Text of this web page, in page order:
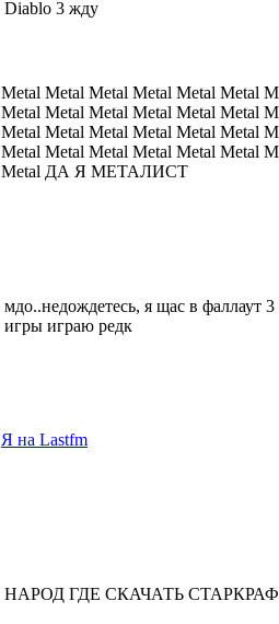
Diablo 3 жду
Metal Metal Metal Metal Metal Metal
Metal Metal Metal Metal Metal Metal
Metal Metal Metal Metal Metal Metal
Metal Metal Metal Metal Metal Metal
Metal ДА Я МЕТАЛИСТ
мдо..недождетесь, я щас в фаллаут
игры играю редк
Я на Lastfm
НАРОД ГДЕ СКАЧАТЬ